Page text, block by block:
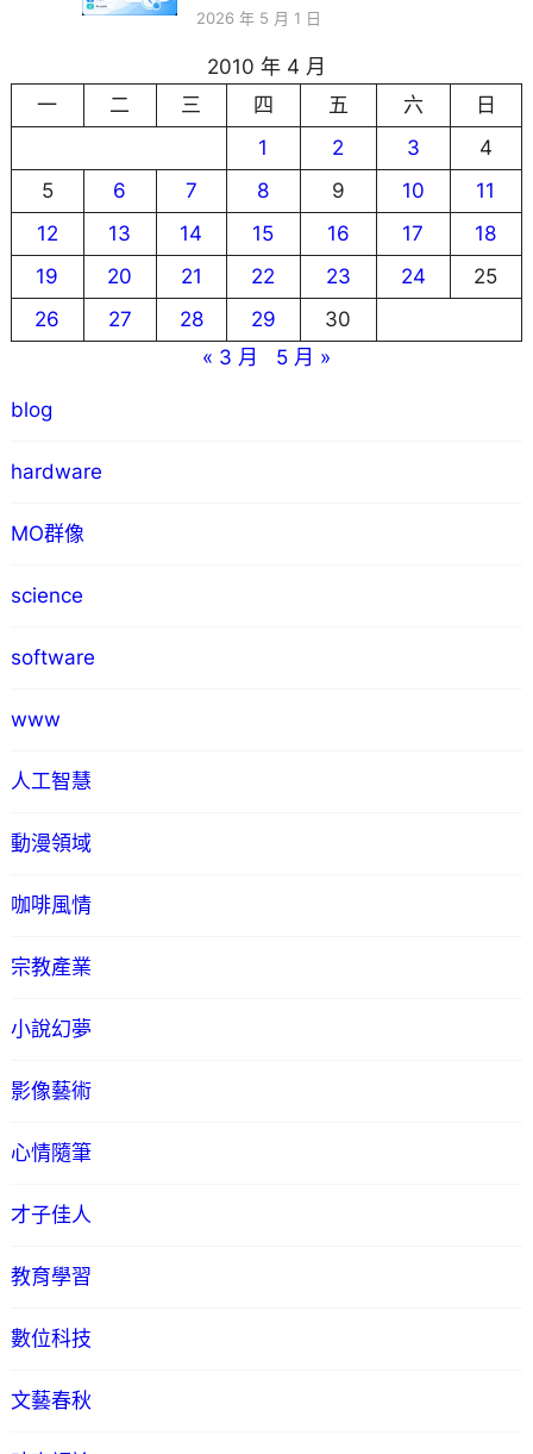
2026 年 5 月 1 日
2010 年 4 月
一
二 三 四 五 六
日
1
2 3
4
5
6 7 8 9 10
11
12
13 14 15 16 17
18
19
20 21 22 23 24
25
26
27 28 29
30
« 3 月
5 月 »
blog
hardware
MO群像
science
software
www
人工智慧
動漫領域
咖啡風情
宗教產業
小說幻夢
影像藝術
心情隨筆
才子佳人
教育學習
數位科技
文藝春秋